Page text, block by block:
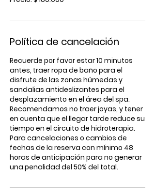
Política de cancelación
Recuerde por favor estar 10 minutos
antes, traer ropa de baño para el
disfrute de las zonas húmedas y
sandalias antideslizantes para el
desplazamiento en el área del spa.
Recomendamos no traer joyas, y tener
en cuenta que el llegar tarde reduce su
tiempo en el circuito de hidroterapia.
Para cancelaciones o cambios de
fechas de la reserva con mínimo 48
horas de anticipación para no generar